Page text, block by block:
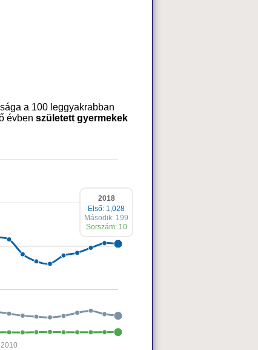
a 100 leggyakrabban
évben született gyermekek
2010
2018
Első: 1,028
Második: 199
Sorszám: 10